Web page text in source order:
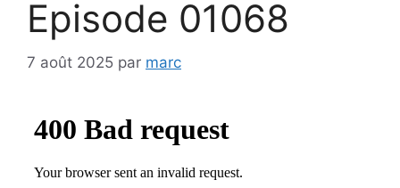
Episode 01068
7 août 2025 par marc